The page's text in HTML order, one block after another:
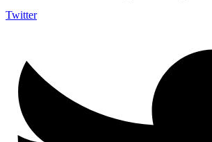
Twitter